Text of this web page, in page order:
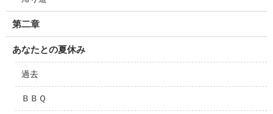
第二章
あなたとの夏休み
過去
ＢＢＱ